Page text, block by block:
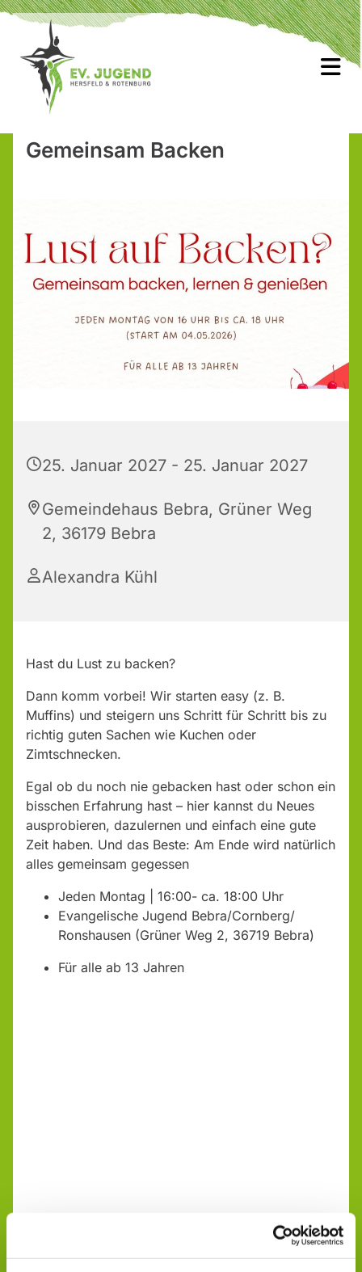
Gemeinsam Backen
25. Januar 2027 - 25. Januar 2027
Gemeindehaus Bebra, Grüner Weg
2, 36179 Bebra
Alexandra Kühl
Hast du Lust zu backen?
Dann komm vorbei! Wir starten easy (z. B.
Muffins) und steigern uns Schritt für Schritt bis zu
richtig guten Sachen wie Kuchen oder
Zimtschnecken.
Egal ob du noch nie gebacken hast oder schon ein
bisschen Erfahrung hast – hier kannst du Neues
ausprobieren, dazulernen und einfach eine gute
Zeit haben. Und das Beste: Am Ende wird natürlich
alles gemeinsam gegessen
Jeden Montag | 16:00- ca. 18:00 Uhr
Evangelische Jugend Bebra/Cornberg/
Ronshausen (Grüner Weg 2, 36719 Bebra)
Für alle ab 13 Jahren